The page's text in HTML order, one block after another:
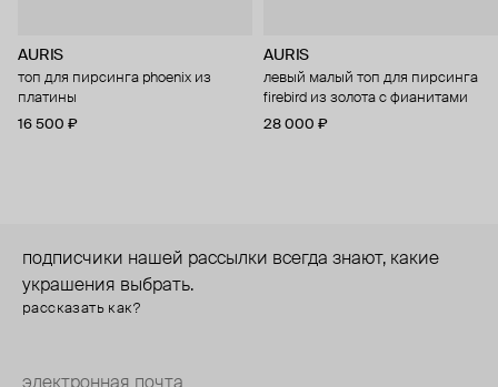
AURIS
топ для пирсинга phoenix из
платины
16 500 ₽
AURIS
левый малый топ для пирсинга
firebird из золота с фианитами
28 000 ₽
подписчики нашей рассылки всегда знают, какие
украшения выбрать.
рассказать как?